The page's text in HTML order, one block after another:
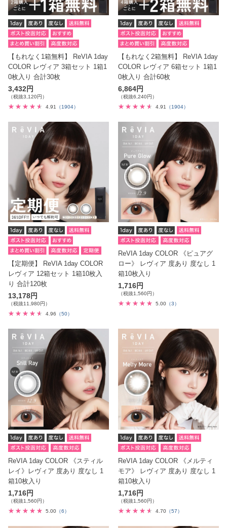
【もれなく1箱無料】 ReVIA 1day
COLOR レヴィア 3箱セット 1箱1
0枚入り 合計30枚
3,432円
（税抜3,120円）
4.91
（1904）
【もれなく2箱無料】 ReVIA 1day
COLOR レヴィア 6箱セット 1箱1
0枚入り 合計60枚
6,864円
（税抜6,240円）
4.91
（1904）
【定期便】 ReVIA 1day COLOR
レヴィア 12箱セット 1箱10枚入
り 合計120枚
13,178円
（税抜11,980円）
4.96 （50）
ReVIA 1day COLOR 《ピュアグ
ロー》 レヴィア 度あり 度なし 1
箱10枚入り
1,716円
（税抜1,560円）
5.00 （3）
ReVIA 1day COLOR 《スティル
レイ》レヴィア 度あり 度なし 1
箱10枚入り
1,716円
（税抜1,560円）
5.00 （6）
ReVIA 1day COLOR 《メルティ
モア》 レヴィア 度あり 度なし 1
箱10枚入り
1,716円
（税抜1,560円）
4.70 （57）